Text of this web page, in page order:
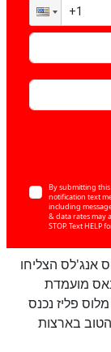
By submitting
notification text
including
& data rates may
STOP. Text HELP
אנג'לס הצליחו
מועמדת
פליז נכנס
בארצות
100%